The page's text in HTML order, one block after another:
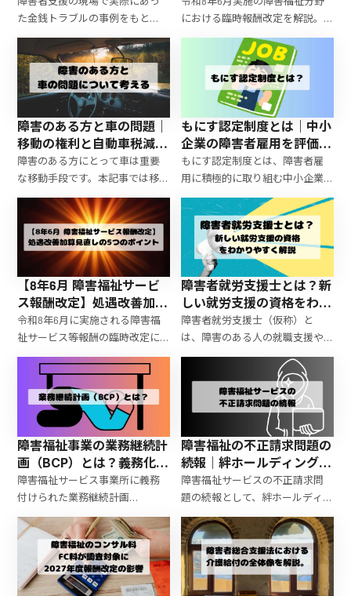
た金銭トラブルの事例をもと
に、成年後見制度の必要性や注
意点、任意後見制度という選択
肢についてわかりやすく解説し
ます。
における臨時報酬改定を解説。
就労継続支援B型の区分見直しや
新規事業所への応急的報酬単
価、その背景と今後の制度動向
を整理します。
障害のある方と車の問題｜
移動の権利と自動車税減
免・手続きのポイントを解
説
障害のある方にとって車は重要
な移動手段です。本記事では移動
の権利、自動車税の減免制度、
福祉車両の手続きなどを行政書
士・社会福祉士の視点で分かり
やすく解説します。
もにす認定制度とは｜中小
企業の障害者雇用を評価す
る制度と認定メリット
もにす認定制度とは、障害者雇
用に積極的に取り組む中小企業
を厚生労働大臣が認定する制度
です。本記事では制度の概要、認
定メリット、取得要件、申請方
法についてわかりやすく解説し
ます。
【8年6月 障害福祉サービ
ス報酬改定】処遇改善加算
見直しの5つのポイント
令和8年6月に実施される障害福
祉サービス等報酬の臨時改定に
ついて解説。処遇改善加算の対
象者拡大、相談支援サービスへ
の加算新設、加算区分の再編、
賃上げの仕組み強化など主なポ
イントをわかりやすく整理して
います。
障害者就労支援士とは？新
しい就労支援の資格をわか
りやすく解説【ジョブコー
チとの違い・受験資格】
障害者就労支援士（仮称）と
は、障害のある人の就職支援や
職場定着を支える専門資格とし
て検討されている制度です。本記
事では、ジョブコーチとの違
い、受験資格、制度の概要、国
家資格化の可能性についてわか
りやすく解説します。
障害福祉事業の業務継続計
画（BCP）とは？義務化・
減算リスク・防災計画との
違いを解説
障害福祉サービス事業所に義務
付けられた業務継続計画
（BCP）について、策定の目的や
内容、非常災害対策計画との違
い、未策定減算の要件や影響を
わかりやすく解説します。
障害福祉の不正請求問題の
続報｜絆ホールディングス
指定取消と制度への影響
障害福祉サービスの不正請求問
題の続報として、絆ホールディン
グスの指定取消を解説。制度構
造の問題や同様スキームの可能
性、利用者・従事者への影響を
行政書士の視点で考察します。